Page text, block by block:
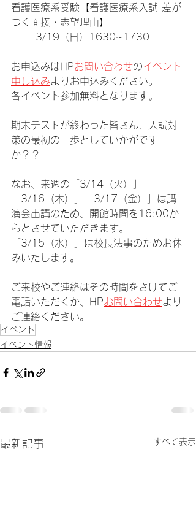
看護医療系受験【看護医療系入試 差が
つく面接・志望理由】
	3/19（日）1630~1730
お申込みはHPお問い合わせのイベント
申し込みよりお申込みください。
各イベント参加無料となります。
期末テストが終わった皆さん、入試対
策の最初の一歩としていかがです
か？？
なお、来週の「3/14（火）」
「3/16（木）」「3/17（金）」は講
演会出講のため、開館時間を16:00か
らとさせていただきます。
「3/15（水）」は校長法事のためお休
みいたします。
ご来校やご連絡はその時間をさけてご
電話いただくか、HPお問い合わせより
ご連絡ください。
イベント
イベント情報
最新記事 すべて表示